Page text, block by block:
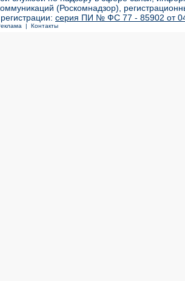
(Роскомнадзор),
серия ПИ № ФС 77 - 85902 от 04
| Контакты